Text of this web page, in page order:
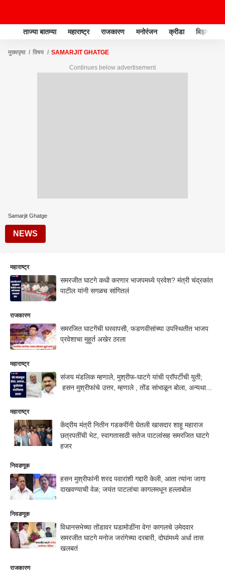
ताज्या बातम्या महाराष्ट्र राजकारण मनोरंजन क्रीडा बिझनेस
मुख्यपृष्ठ विषय SAMARJIT GHATGE
Continues below advertisement
Samarjit Ghatge
NEWS
महाराष्ट्र
समरजीत घाटगे कधी करणार भाजपमध्ये प्रवेश? मंत्री चंद्रकांत
पाटील यांनी सगळच सांगितलं
राजकारण
समरजित घाटगेंची घरवापसी, फडणवीसांच्या उपस्थितीत भाजप
प्रवेशाचा मुहूर्त अखेर ठरला
महाराष्ट्र
संजय मंडलिक म्हणाले, मुश्रीफ-घाटगे यांची प्रॉपर्टीची युती;
हसन मुश्रीफांचे उत्तर, म्हणाले , तोंड सांभाळून बोला, अन्यथा...
महाराष्ट्र
केंद्रीय मंत्री नितीन गडकरींनी घेतली खासदार शाहू महाराज
छत्रपतींची भेट, स्वागतासाठी सतेज पाटलांसह समरजित घाटगे
हजर
निवडणूक
हसन मुश्रीफांनी शरद पवारांशी गद्दारी केली, आता त्यांना जागा
दाखवण्याची वेळ; जयंत पाटलांचा कागलमधून हल्लाबोल
निवडणूक
विधानसभेच्या तोंडावर घडामोडींना वेग! कागलचे उमेदवार
समरजीत घाटगे मनोज जरांगेच्या दरबारी, दोघांमध्ये अर्धा तास
खलबतं
राजकारण